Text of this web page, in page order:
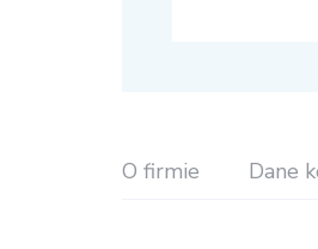
O firmie Dane